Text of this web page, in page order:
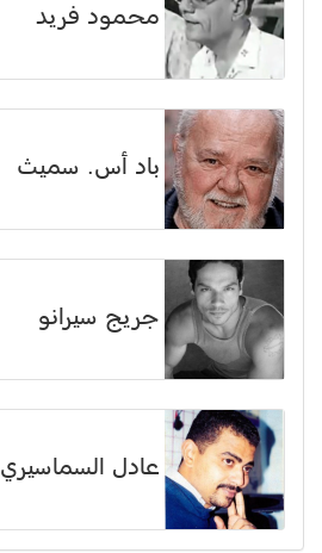
محمود فريد
باد أس. سميث
جريج سيرانو
عادل السماسيري